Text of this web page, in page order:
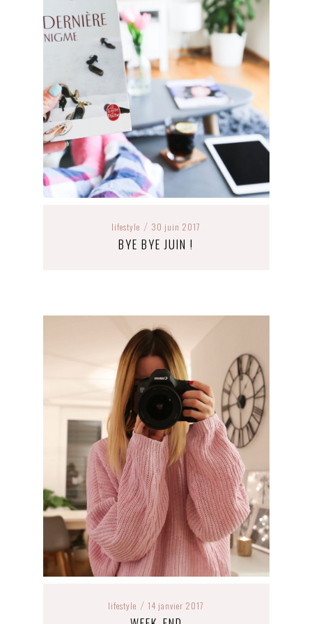
lifestyle / 30 juin 2017
BYE BYE JUIN !
lifestyle / 14 janvier 2017